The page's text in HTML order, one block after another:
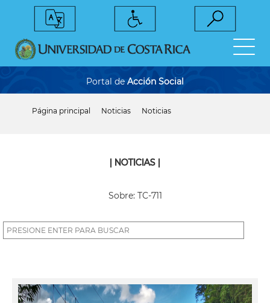
Portal de Acción Social
Página principal Noticias Noticias
| NOTICIAS |
Sobre: TC-711